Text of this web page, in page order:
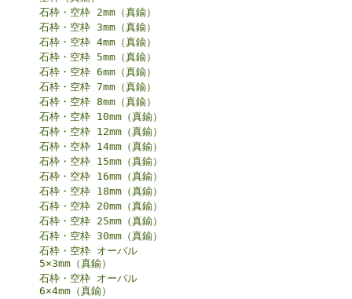
石枠・空枠 2mm（真鍮）
石枠・空枠 3mm（真鍮）
石枠・空枠 4mm（真鍮）
石枠・空枠 5mm（真鍮）
石枠・空枠 6mm（真鍮）
石枠・空枠 7mm（真鍮）
石枠・空枠 8mm（真鍮）
石枠・空枠 10mm（真鍮）
石枠・空枠 12mm（真鍮）
石枠・空枠 14mm（真鍮）
石枠・空枠 15mm（真鍮）
石枠・空枠 16mm（真鍮）
石枠・空枠 18mm（真鍮）
石枠・空枠 20mm（真鍮）
石枠・空枠 25mm（真鍮）
石枠・空枠 30mm（真鍮）
石枠・空枠 オーバル
5×3mm（真鍮）
石枠・空枠 オーバル
6×4mm（真鍮）